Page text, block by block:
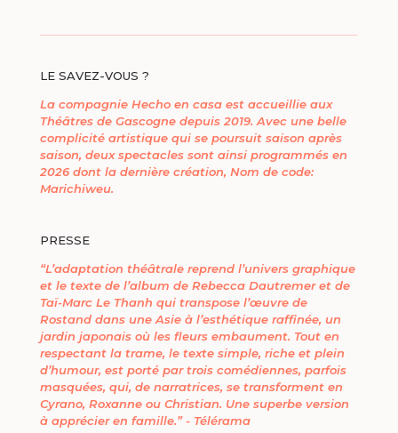
LE SAVEZ-VOUS ?
La compagnie Hecho en casa est accueillie aux
Théâtres de Gascogne depuis 2019. Avec une belle
complicité artistique qui se poursuit saison après
saison, deux spectacles sont ainsi programmés en
2026 dont la dernière création, Nom de code:
Marichiweu.
PRESSE
“L’adaptation théâtrale reprend l’univers graphique
et le texte de l’album de Rebecca Dautremer et de
Taï-Marc Le Thanh qui transpose l’œuvre de
Rostand dans une Asie à l’esthétique raffinée, un
jardin japonais où les fleurs embaument. Tout en
respectant la trame, le texte simple, riche et plein
d’humour, est porté par trois comédiennes, parfois
masquées, qui, de narratrices, se transforment en
Cyrano, Roxanne ou Christian. Une superbe version
à apprécier en famille.” - Télérama